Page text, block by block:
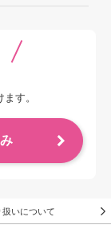
す。
いについて